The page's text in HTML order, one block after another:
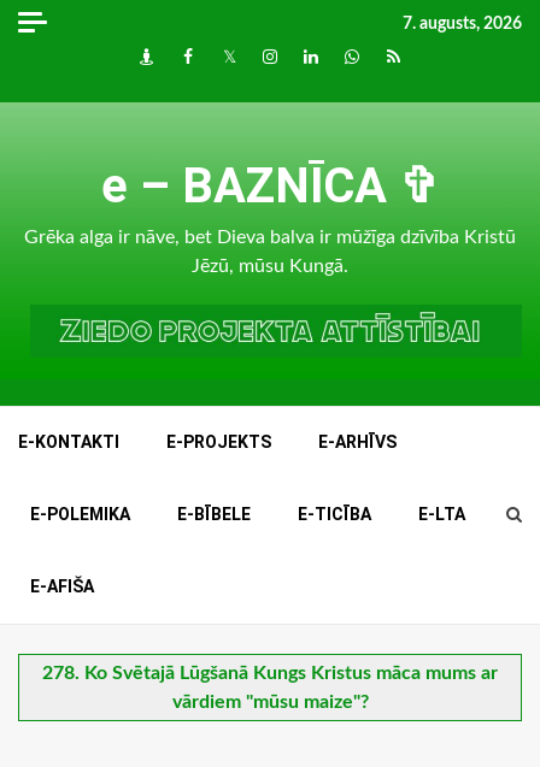
Skip
7. augusts, 2026
DraugiemFacebook
TwitterInstagram
LinkedInwhatsapp
RSS
e – BAZNĪCA ✞
Grēka alga ir nāve, bet Dieva balva ir mūžīga dzīvība Kristū
Jēzū, mūsu Kungā.
E-KONTAKTI E-PROJEKTS E-ARHĪVS
E-POLEMIKA E-BĪBELE E-TICĪBA E-LTA
E-AFIŠA
278. Ko Svētajā Lūgšanā Kungs Kristus māca mums ar
vārdiem "mūsu maize"?